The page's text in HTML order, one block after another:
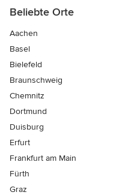
Beliebte Orte
Aachen
Basel
Bielefeld
Braunschweig
Chemnitz
Dortmund
Duisburg
Erfurt
Frankfurt am Main
Fürth
Graz